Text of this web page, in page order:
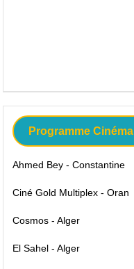
Programme Cinéma
Ahmed Bey - Constantine
Ciné Gold Multiplex - Oran
Cosmos - Alger
El Sahel - Alger